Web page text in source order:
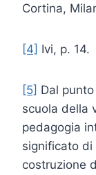
Cortina,
[4] Ivi, p. 14.
[5] Dal
scuola della
pedagogia
significato di
costruzione